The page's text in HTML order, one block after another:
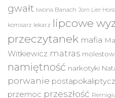
gwałt Iwona Banach Jorn Lier
komisarz lekarz lipcowe
przeczytanek mafia
Witkiewicz matras
namiętność narkotyki
porwanie
przemoc przeszłość